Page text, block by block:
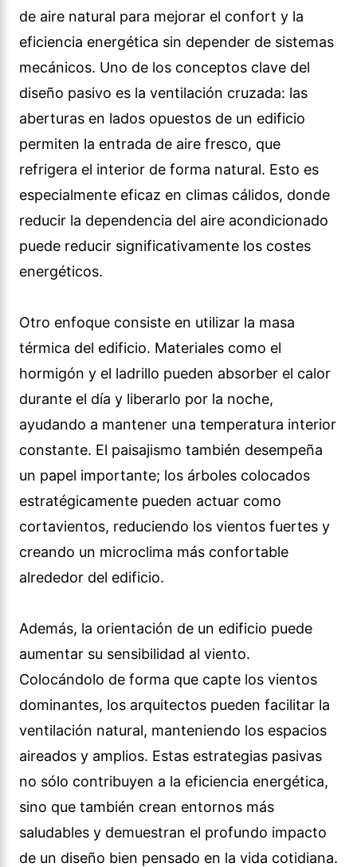
de aire natural para mejorar el confort y la
eficiencia energética sin depender de sistemas
mecánicos. Uno de los conceptos clave del
diseño pasivo es la ventilación cruzada: las
aberturas en lados opuestos de un edificio
permiten la entrada de aire fresco, que
refrigera el interior de forma natural. Esto es
especialmente eficaz en climas cálidos, donde
reducir la dependencia del aire acondicionado
puede reducir significativamente los costes
energéticos.
Otro enfoque consiste en utilizar la masa
térmica del edificio. Materiales como el
hormigón y el ladrillo pueden absorber el calor
durante el día y liberarlo por la noche,
ayudando a mantener una temperatura interior
constante. El paisajismo también desempeña
un papel importante; los árboles colocados
estratégicamente pueden actuar como
cortavientos, reduciendo los vientos fuertes y
creando un microclima más confortable
alrededor del edificio.
Además, la orientación de un edificio puede
aumentar su sensibilidad al viento.
Colocándolo de forma que capte los vientos
dominantes, los arquitectos pueden facilitar la
ventilación natural, manteniendo los espacios
aireados y amplios. Estas estrategias pasivas
no sólo contribuyen a la eficiencia energética,
sino que también crean entornos más
saludables y demuestran el profundo impacto
de un diseño bien pensado en la vida cotidiana.